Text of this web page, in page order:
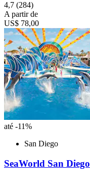
4,7 (284)
A partir de
US$ 78,00
até -11%
San Diego
SeaWorld San Diego